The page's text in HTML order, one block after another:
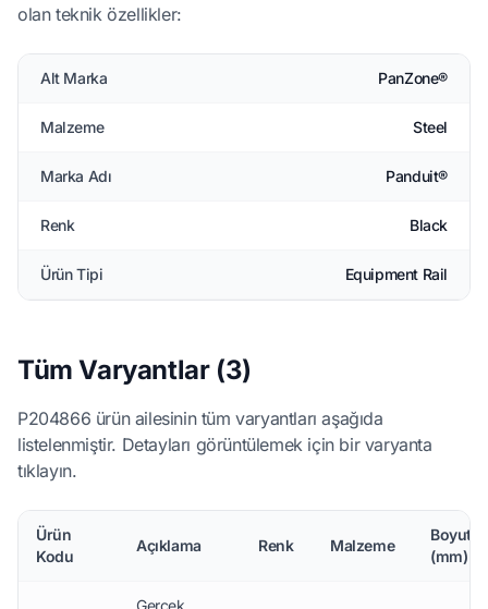
olan teknik özellikler:
Alt Marka PanZone®
Malzeme Steel
Marka Adı Panduit®
Renk Black
Ürün Tipi Equipment Rail
Tüm Varyantlar (3)
P204866 ürün ailesinin tüm varyantları aşağıda
listelenmiştir. Detayları görüntülemek için bir varyanta
tıklayın.
Ürün
Kodu
Açıklama Renk Malzeme
(mm)
Gerçek